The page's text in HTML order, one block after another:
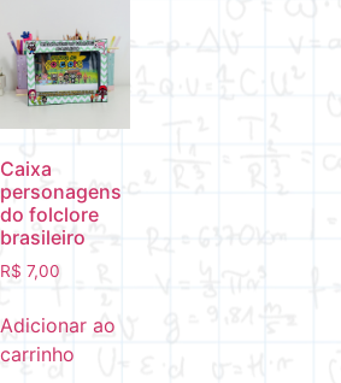
Caixa
personagens
do folclore
brasileiro
R$ 7,00
Adicionar ao
carrinho